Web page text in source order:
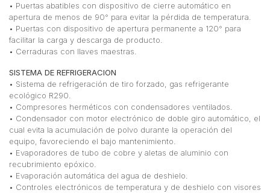
• Puertas abatibles con dispositivo de cierre automático en
apertura de menos de 90° para evitar la pérdida de temperatura.
• Puertas con dispositivo de apertura permanente a 120° para
facilitar la carga y descarga de producto.
• Cerraduras con llaves maestras.
SISTEMA DE REFRIGERACION
• Sistema de refrigeración de tiro forzado, gas refrigerante
ecológico R290.
• Compresores herméticos con condensadores ventilados.
• Condensador con motor electrónico de doble giro automático, el
cual evita la acumulación de polvo durante la operación del
equipo, favoreciendo el bajo mantenimiento.
• Evaporadores de tubo de cobre y aletas de aluminio con
recubrimiento epóxico.
• Evaporación automática del agua de deshielo.
• Controles electrónicos de temperatura y de deshielo con visores